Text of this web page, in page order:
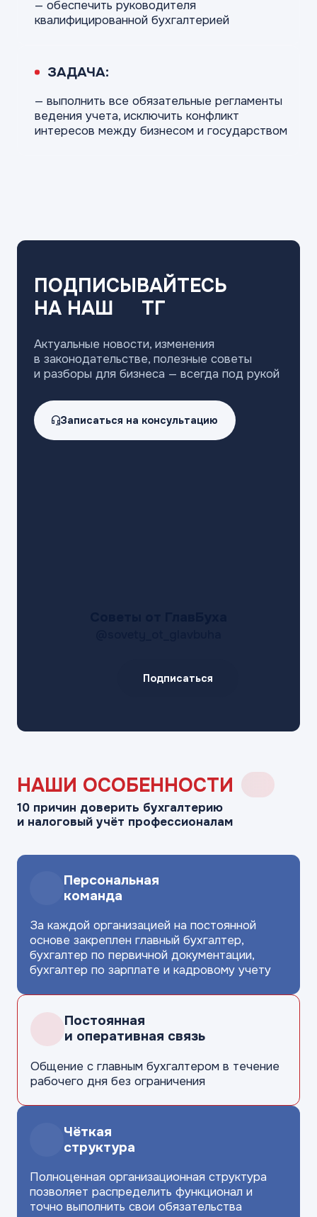
— обеспечить руководителя
квалифицированной бухгалтерией
ЗАДАЧА:
— выполнить все обязательные регламенты
ведения учета, исключить конфликт
интересов между бизнесом и государством
ПОДПИСЫВАЙТЕСЬ
НА НАШ
ТГ
Актуальные новости, изменения
в законодательстве, полезные советы
и разборы для бизнеса — всегда под рукой
Записаться на консультацию
Подписаться
НАШИ ОСОБЕННОСТИ
10 причин доверить бухгалтерию
и налоговый учёт профессионалам
Персональная
команда
За каждой организацией на постоянной
основе закреплен главный бухгалтер,
бухгалтер по первичной документации,
бухгалтер по зарплате и кадровому учету
Постоянная
и оперативная связь
Общение с главным бухгалтером в течение
рабочего дня без ограничения
Чёткая
структура
Полноценная организационная структура
позволяет распределить функционал и
точно выполнить свои обязательства